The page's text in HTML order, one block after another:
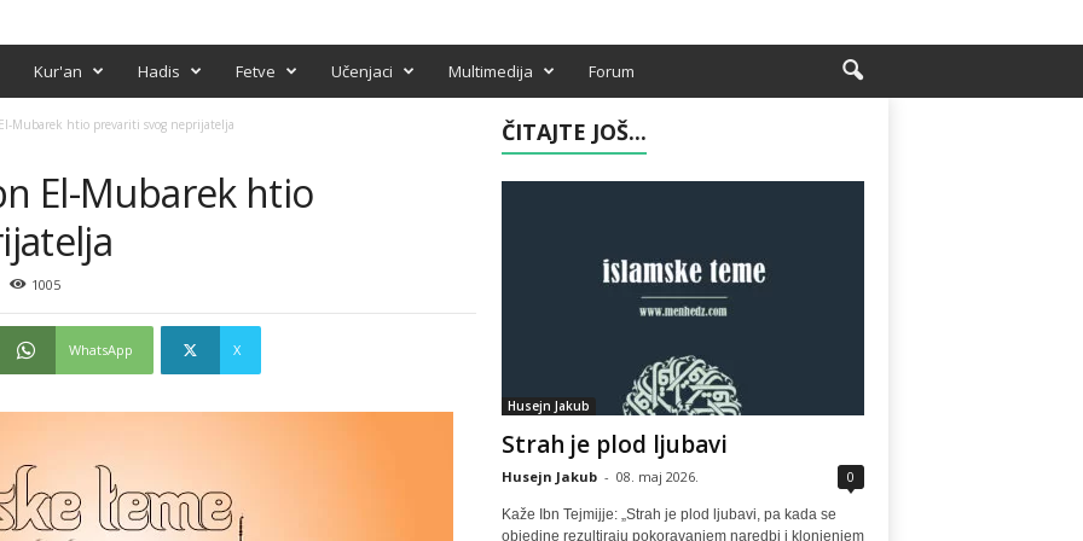
Kur'an Hadis Fetve Učenjaci Multimedija Forum
Mubarek htio prevariti svog neprijatelja
El-Mubarek htio
1005
WhatsApp X
ČITAJTE JOŠ...
Husejn Jakub
Strah je plod ljubavi
Husejn Jakub - 08. maj 2026. 0
Kaže Ibn Tejmijje: „Strah je plod ljubavi, pa kada se
objedine rezultiraju pokoravanjem naredbi i klonjenjem